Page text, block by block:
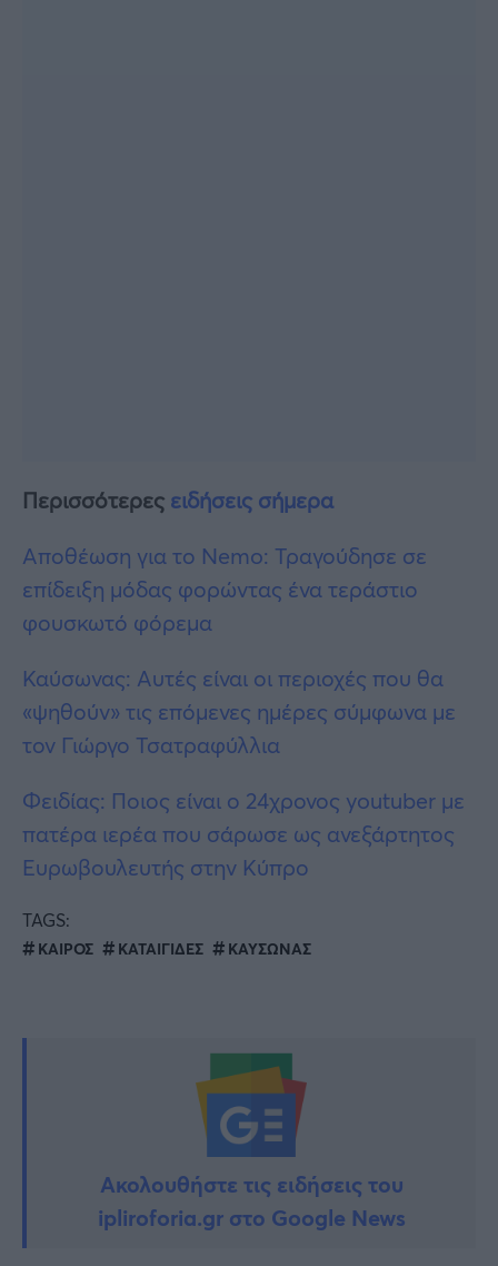
Περισσότερες ειδήσεις σήμερα
Αποθέωση για το Nemo: Τραγούδησε σε
επίδειξη μόδας φορώντας ένα τεράστιο
φουσκωτό φόρεμα
Καύσωνας: Αυτές είναι οι περιοχές που θα
«ψηθούν» τις επόμενες ημέρες σύμφωνα με
τον Γιώργο Τσατραφύλλια
Φειδίας: Ποιος είναι ο 24χρονος youtuber με
πατέρα ιερέα που σάρωσε ως ανεξάρτητος
Ευρωβουλευτής στην Κύπρο
TAGS:
ΚΑΙΡΟΣ ΚΑΤΑΙΓΙΔΕΣ ΚΑΥΣΩΝΑΣ
Ακολουθήστε τις ειδήσεις του
ipliroforia.gr στο Google News